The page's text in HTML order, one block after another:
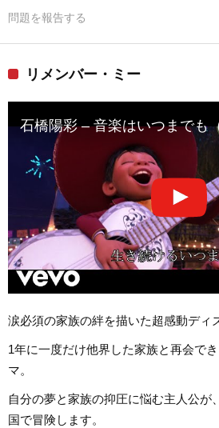
問題を報告する
リメンバー・ミー
石橋陽彩 – 音楽はいつまでも
涙必須の家族の絆を描いた超感動ディ
1年に一度だけ他界した家族と再会で
マ。
自分の夢と家族の抑圧に悩む主人公が
国で冒険します。